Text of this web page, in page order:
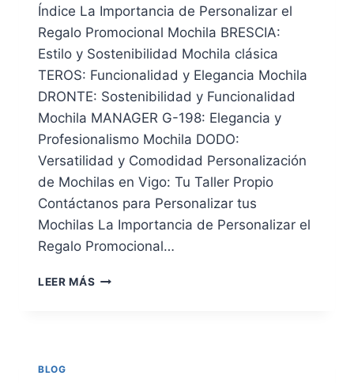
Índice La Importancia de Personalizar el
Regalo Promocional Mochila BRESCIA:
Estilo y Sostenibilidad Mochila clásica
TEROS: Funcionalidad y Elegancia Mochila
DRONTE: Sostenibilidad y Funcionalidad
Mochila MANAGER G-198: Elegancia y
Profesionalismo Mochila DODO:
Versatilidad y Comodidad Personalización
de Mochilas en Vigo: Tu Taller Propio
Contáctanos para Personalizar tus
Mochilas La Importancia de Personalizar el
Regalo Promocional…
LEER MÁS LAS
BLOG